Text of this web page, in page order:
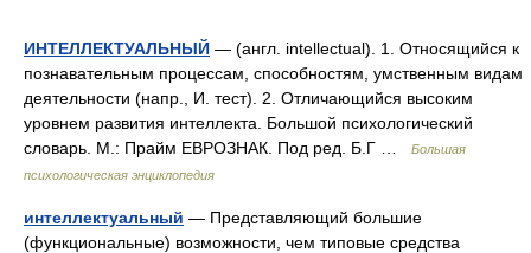
ИНТЕЛЛЕКТУАЛЬНЫЙ — (англ. intellectual). 1. Относящийся к
познавательным процессам, способностям, умственным видам
деятельности (напр., И. тест). 2. Отличающийся высоким
уровнем развития интеллекта. Большой психологический
словарь. М.: Прайм ЕВРОЗНАК. Под ред. Б.Г …
Большая
психологическая энциклопедия
интеллектуальный — Представляющий большие
(функциональные) возможности, чем типовые средства